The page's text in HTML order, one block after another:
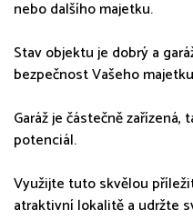
nebo dalšího majetku.
Stav objektu je dobrý a
bezpečnost Vašeho
Garáž je částečně
potenciál.
Využijte tuto skvělou
atraktivní lokalitě a udržte